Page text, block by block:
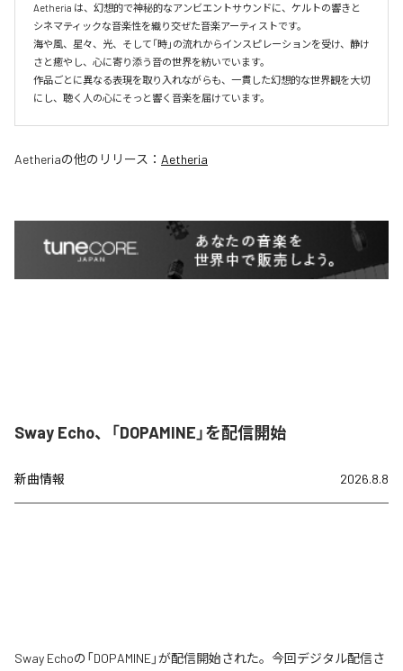
Aetheria は、幻想的で神秘的なアンビエントサウンドに、ケルトの響きと
シネマティックな音楽性を織り交ぜた音楽アーティストです。
海や風、星々、光、そして「時」の流れからインスピレーションを受け、静け
さと癒やし、心に寄り添う音の世界を紡いでいます。
作品ごとに異なる表現を取り入れながらも、一貫した幻想的な世界観を大切
にし、聴く人の心にそっと響く音楽を届けています。
Aetheriaの他のリリース： Aetheria
Sway Echo、「DOPAMINE」を配信開始
新曲情報 2026.8.8
Sway Echoの「DOPAMINE」が配信開始された。今回デジタル配信さ